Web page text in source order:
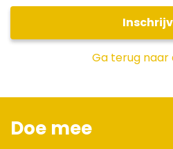
Ga terug naar
Doe mee